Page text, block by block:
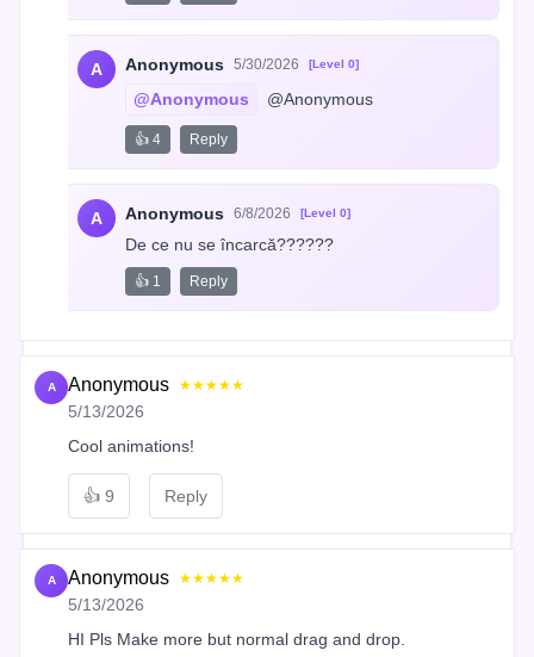
A Anonymous 5/30/2026 [Level 0]
@Anonymous @Anonymous
👍 4 Reply
A Anonymous 6/8/2026 [Level 0]
De ce nu se încarcă??????
👍 1 Reply
A Anonymous ★★★★★
5/13/2026
Cool animations!
👍 9 Reply
A Anonymous ★★★★★
5/13/2026
HI Pls Make more but normal drag and drop.